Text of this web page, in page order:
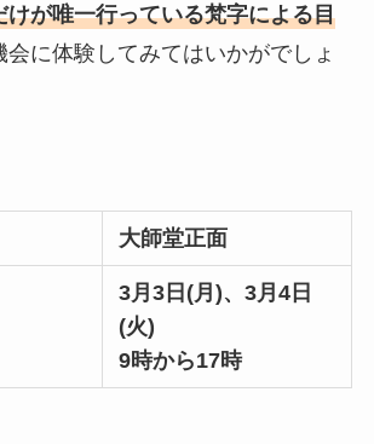
けが唯一行っている梵字による目
会に体験してみてはいかがでしょ
大師堂正面
3月3日(月)、3月4日
(火)
9時から17時